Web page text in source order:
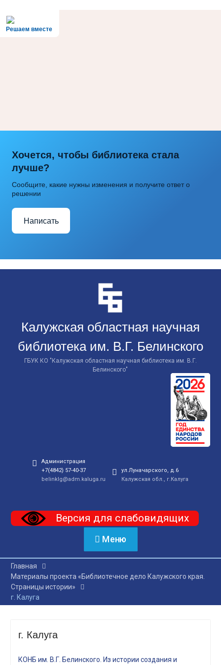
Решаем вместе
Хочется, чтобы библиотека стала
лучше?
Сообщите, какие нужны изменения и получите ответ о
решении
Написать
Калужская областная научная
библиотека им. В.Г. Белинского
ГБУК КО "Калужская областная научная библиотека им. В.Г.
Белинского"
Администрация
+7(4842) 57-40-37
belinklg@adm.kaluga.ru
ул.Луначарского, д.6
Калужская обл., г.Калуга
Версия для слабовидящих
Меню
Главная
Материалы проекта «Библиотечное дело Калужского края.
Страницы истории»
г. Калуга
г. Калуга
КОНБ им. В.Г. Белинского. Из истории создания и